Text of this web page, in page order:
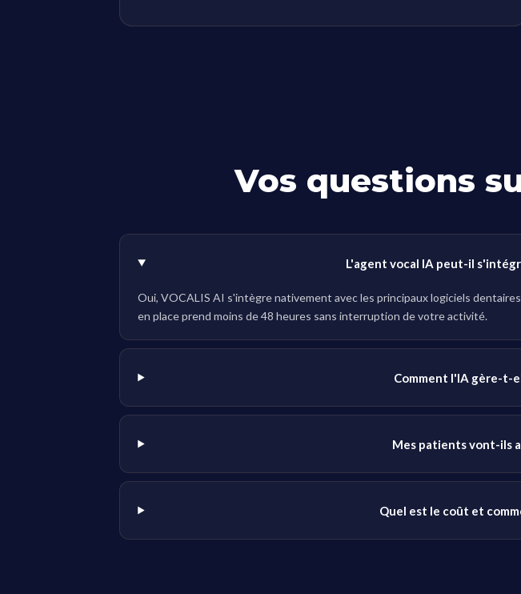
Vos questions
L'agent vocal IA peut-il
Oui, VOCALIS AI s'intègre nativement avec les principaux logiciels
en place prend moins de 48 heures sans interruption de votre activité.
Comment l'IA gère-t-
Mes patients vont-ils
Quel est le coût et